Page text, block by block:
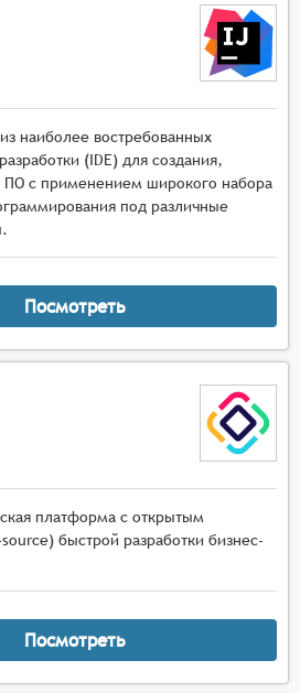
наиболее востребованных
(IDE) для создания,
ПО с применением широкого набора
под различные
Посмотреть
платформа с открытым
быстрой разработки бизнес-
Посмотреть